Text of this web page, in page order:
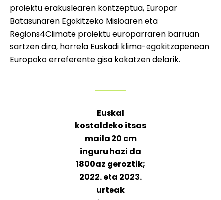
proiektu erakuslearen kontzeptua, Europar
Batasunaren Egokitzeko Misioaren eta
Regions4Climate proiektu europarraren barruan
sartzen dira, horrela Euskadi klima-egokitzapenean
Europako erreferente gisa kokatzen delarik.
Euskal
kostaldeko itsas
maila 20 cm
inguru hazi da
1800az geroztik;
2022. eta 2023.
urteak